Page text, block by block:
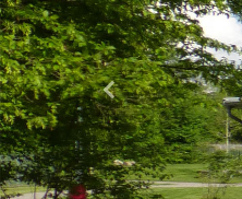
Vorheriger